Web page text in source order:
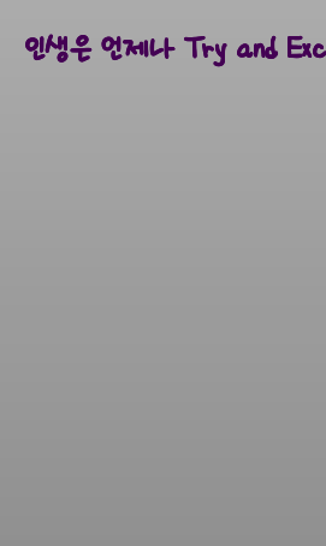
인생은 언제나 Try and
인생은 언제나 Try and